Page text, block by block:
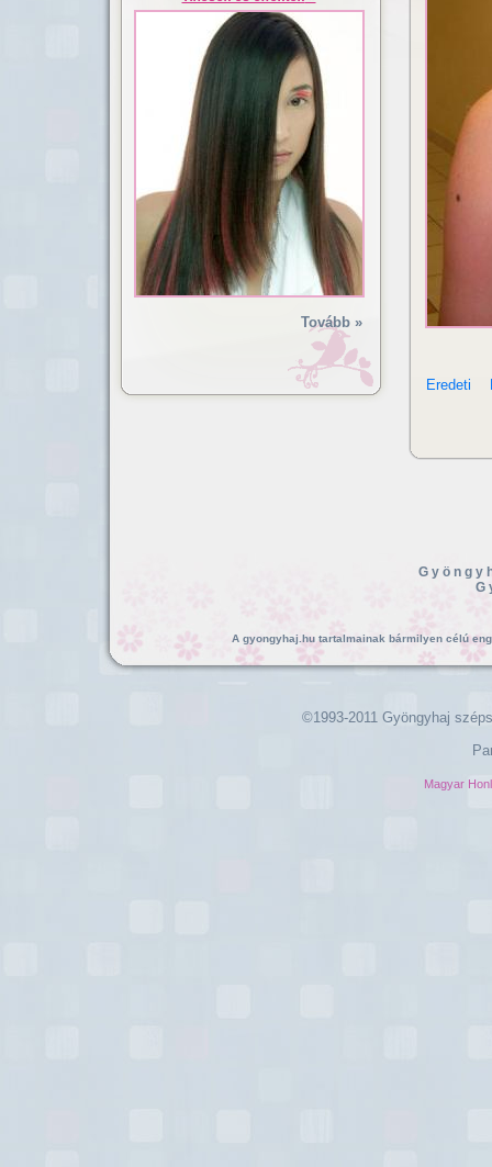
Eredeti
Tovább »
A gyongyhaj.hu tartalmainak bármilyen célú
©1993-2011 Gyöngyhaj
Magyar